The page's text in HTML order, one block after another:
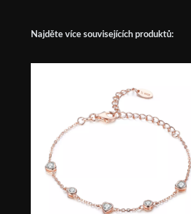
Najděte více souvisejících produktů: